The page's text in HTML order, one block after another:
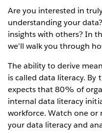
Are you interested in
understanding your
insights with others? In
we'll walk you through
The ability to derive
is called data literacy. By
expects that 80% of
internal data literacy
workforce. Watch one or
your data literacy and